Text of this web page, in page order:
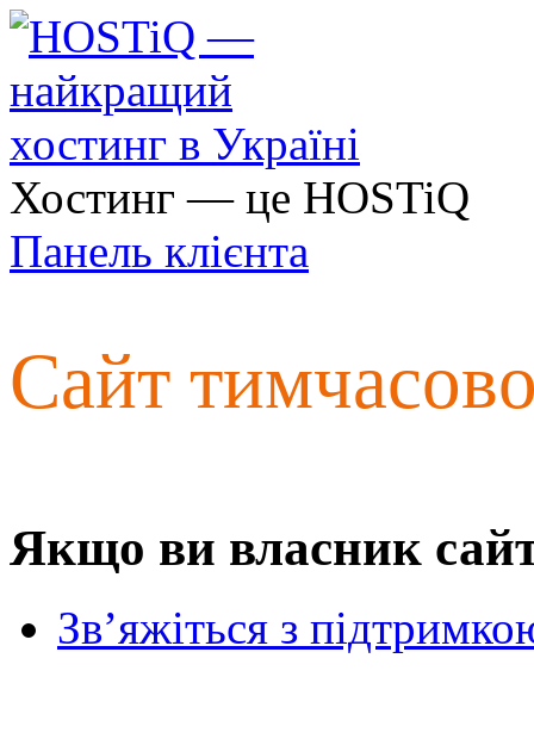
Хостинг — це HOSTiQ
Панель клієнта
Сайт
Якщо ви власник
Зв’яжіться з